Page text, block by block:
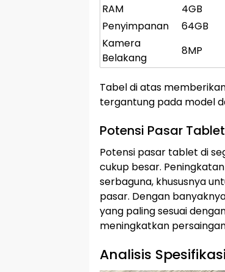
RAM
4GB
Penyimpanan
64GB
Kamera
Belakang
8MP
Tabel di atas
tergantung pada model
Potensi Pasar
Potensi pasar tablet di
cukup besar.
serbaguna, khususnya
pasar. Dengan
yang paling sesuai
meningkatkan
Analisis